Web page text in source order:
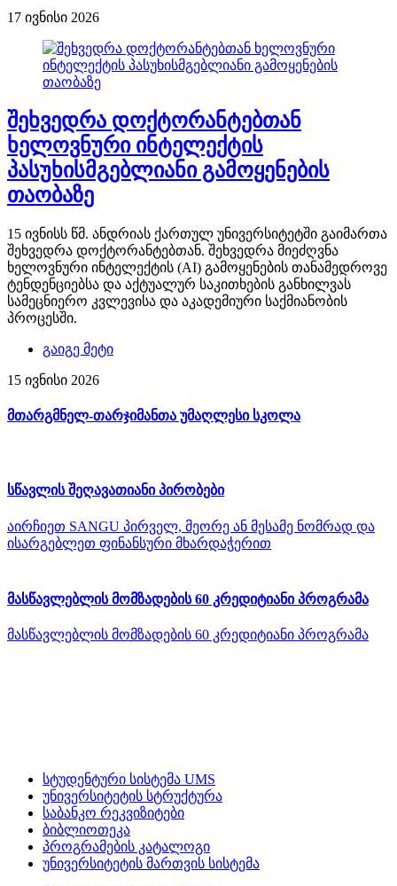
17 ივნისი 2026
შეხვედრა დოქტორანტებთან
ხელოვნური ინტელექტის
პასუხისმგებლიანი გამოყენების
თაობაზე
15 ივნისს წმ. ანდრიას ქართულ უნივერსიტეტში გაიმართა
შეხვედრა დოქტორანტებთან. შეხვედრა მიეძღვნა
ხელოვნური ინტელექტის (AI) გამოყენების თანამედროვე
ტენდენციებსა და აქტუალურ საკითხების განხილვას
სამეცნიერო კვლევისა და აკადემიური საქმიანობის
პროცესში.
გაიგე მეტი
15 ივნისი 2026
მთარგმნელ-თარჯიმანთა უმაღლესი სკოლა
სწავლის შეღავათიანი პირობები
აირჩიეთ SANGU პირველ, მეორე ან მესამე ნომრად და
ისარგებლეთ ფინანსური მხარდაჭერით
მასწავლებლის მომზადების 60 კრედიტიანი პროგრამა
მასწავლებლის მომზადების 60 კრედიტიანი პროგრამა
სტუდენტური სისტემა UMS
უნივერსიტეტის სტრუქტურა
საბანკო რეკვიზიტები
ბიბლიოთეკა
პროგრამების კატალოგი
უნივერსიტეტის მართვის სისტემა